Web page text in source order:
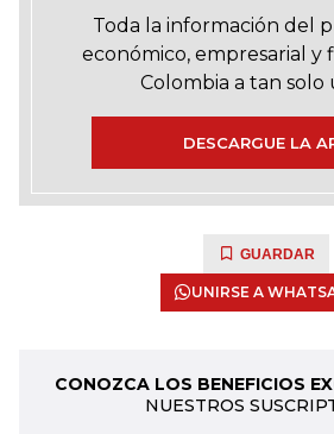
Toda la información del
económico, empresarial y
Colombia a tan solo
DESCARGUE LA
GUARDAR
UNIRSE A
CONOZCA LOS BENEFICIOS
NUESTROS